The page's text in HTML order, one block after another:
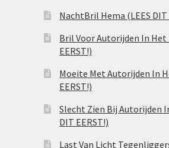
NachtBril Hema (LEES DIT
Bril Voor Autorijden In Het
EERST!)
Moeite Met Autorijden In
EERST!)
Slecht Zien Bij Autorijden
DIT EERST!)
Last Van Licht